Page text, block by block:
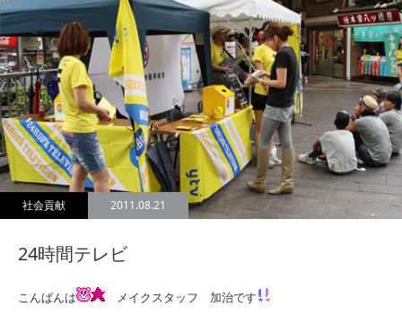
社会貢献 2011.08.21
24時間テレビ
こんばんは メイクスタッフ 加治です